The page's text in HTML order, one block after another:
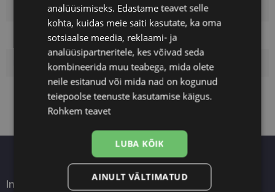
Raami värvus grey
Raami materjal Plast
Kliendirühm Naistele
Info Ostlemine
analüüsimiseks. Edastame teavet selle
kohta, kuidas meie saiti kasutate, ka oma
sotsiaalse meedia, reklaami- ja
analüüsipartneritele, kes võivad seda
kombineerida muu teabega, mida olete
neile esitanud või mida nad on kogunud
teiepoolse teenuste kasutamise käigus.
Rohkem teavet
LUBA KÕIK
AINULT VÄLTIMATUD